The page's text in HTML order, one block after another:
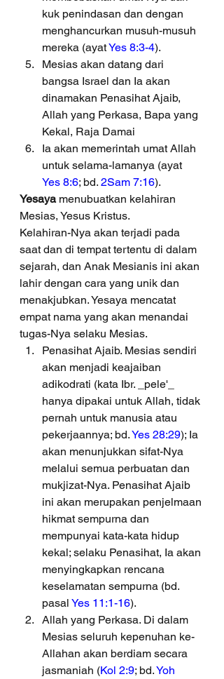
kuk penindasan dan dengan
menghancurkan musuh-musuh
mereka (ayat Yes 8:3-4).
Mesias akan datang dari
bangsa Israel dan Ia akan
dinamakan Penasihat Ajaib,
Allah yang Perkasa, Bapa yang
Kekal, Raja Damai
Ia akan memerintah umat Allah
untuk selama-lamanya (ayat
Yes 8:6; bd. 2Sam 7:16).
Yesaya menubuatkan kelahiran
Mesias, Yesus Kristus.
Kelahiran-Nya akan terjadi pada
saat dan di tempat tertentu di dalam
sejarah, dan Anak Mesianis ini akan
lahir dengan cara yang unik dan
menakjubkan. Yesaya mencatat
empat nama yang akan menandai
tugas-Nya selaku Mesias.
Penasihat Ajaib. Mesias sendiri
akan menjadi keajaiban
adikodrati (kata Ibr. _pele'_
hanya dipakai untuk Allah, tidak
pernah untuk manusia atau
pekerjaannya; bd. Yes 28:29); Ia
akan menunjukkan sifat-Nya
melalui semua perbuatan dan
mukjizat-Nya. Penasihat Ajaib
ini akan merupakan penjelmaan
hikmat sempurna dan
mempunyai kata-kata hidup
kekal; selaku Penasihat, Ia akan
menyingkapkan rencana
keselamatan sempurna (bd.
pasal Yes 11:1-16).
Allah yang Perkasa. Di dalam
Mesias seluruh kepenuhan ke-
Allahan akan berdiam secara
jasmaniah (Kol 2:9; bd. Yoh